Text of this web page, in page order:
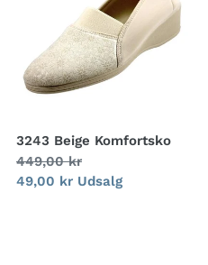
3243 Beige Komfortsko
Normalpris
449,00 kr
Udsalgspris
49,00 kr Udsalg